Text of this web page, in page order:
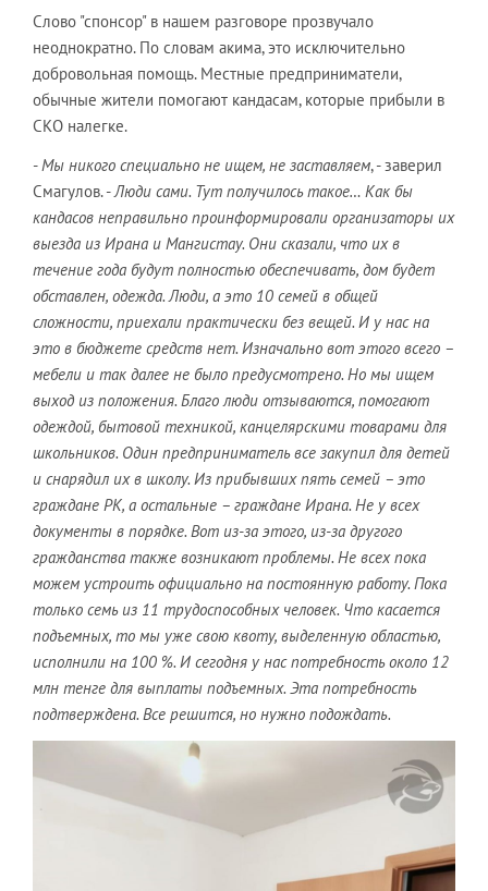
Слово "спонсор" в нашем разговоре прозвучало
неоднократно. По словам акима, это исключительно
добровольная помощь. Местные предприниматели,
обычные жители помогают кандасам, которые прибыли в
СКО налегке.
- Мы никого специально не ищем, не заставляем, - заверил
Смагулов. -Люди сами. Тут получилось такое… Как бы
кандасов неправильно проинформировали организаторы их
выезда из Ирана и Мангистау. Они сказали, что их в
течение года будут полностью обеспечивать, дом будет
обставлен, одежда. Люди, а это 10 семей в общей
сложности, приехали практически без вещей. И у нас на
это в бюджете средств нет. Изначально вот этого всего –
мебели и так далее не было предусмотрено. Но мы ищем
выход из положения. Благо люди отзываются, помогают
одеждой, бытовой техникой, канцелярскими товарами для
школьников. Один предприниматель все закупил для детей
и снарядил их в школу. Из прибывших пять семей – это
граждане РК, а остальные – граждане Ирана. Не у всех
документы в порядке. Вот из-за этого, из-за другого
гражданства также возникают проблемы. Не всех пока
можем устроить официально на постоянную работу. Пока
только семь из 11 трудоспособных человек. Что касается
подъемных, то мы уже свою квоту, выделенную областью,
исполнили на 100 %. И сегодня у нас потребность около 12
млн тенге для выплаты подъемных. Эта потребность
подтверждена. Все решится, но нужно подождать.